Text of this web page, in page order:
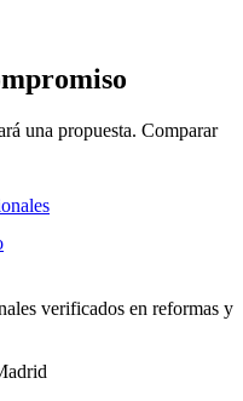
una propuesta. Comparar
verificados en reformas y